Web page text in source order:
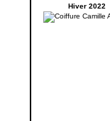
Hiver 2022